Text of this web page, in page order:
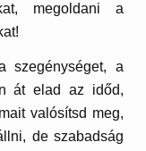
megoldani a
szegénységet, a
át elad az időd,
valósítsd meg,
de szabadság